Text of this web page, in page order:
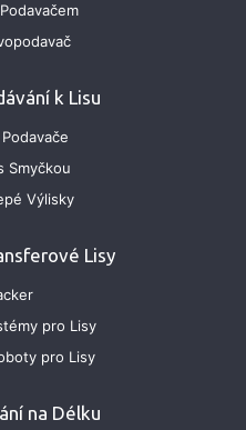
k Lisu
Smyčkou
Výlisky
Lisy
pro Lisy
pro Lisy
na Délku